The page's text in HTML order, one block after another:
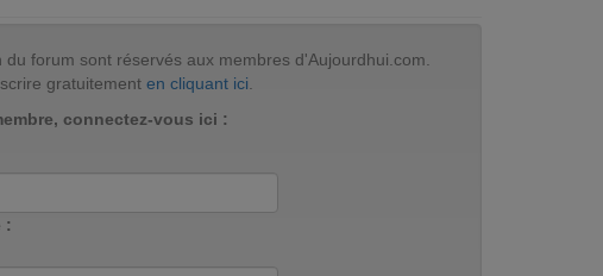
du forum sont réservés aux membres d'Aujourdhui.com.
gratuitement en cliquant ici
connectez-vous ici :
: